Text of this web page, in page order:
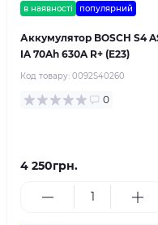
в наявності популярний
Аккумулятор BOSCH S4
IA 70Ah 630A R+ (E23)
Код товару: 0092S40260
0
4 250грн.